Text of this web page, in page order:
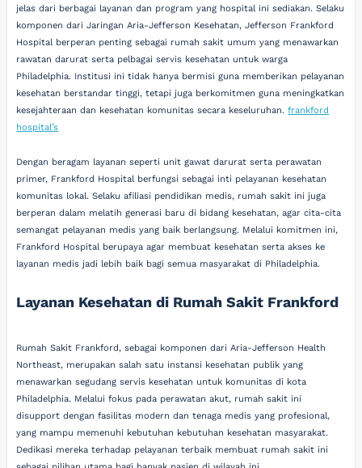
jelas dari berbagai layanan dan program yang hospital ini sediakan. Selaku
komponen dari Jaringan Aria-Jefferson Kesehatan, Jefferson Frankford
Hospital berperan penting sebagai rumah sakit umum yang menawarkan
rawatan darurat serta pelbagai servis kesehatan untuk warga
Philadelphia. Institusi ini tidak hanya bermisi guna memberikan pelayanan
kesehatan berstandar tinggi, tetapi juga berkomitmen guna meningkatkan
kesejahteraan dan kesehatan komunitas secara keseluruhan.frankford
hospital’s
Dengan beragam layanan seperti unit gawat darurat serta perawatan
primer, Frankford Hospital berfungsi sebagai inti pelayanan kesehatan
komunitas lokal. Selaku afiliasi pendidikan medis, rumah sakit ini juga
berperan dalam melatih generasi baru di bidang kesehatan, agar cita-cita
semangat pelayanan medis yang baik berlangsung. Melalui komitmen ini,
Frankford Hospital berupaya agar membuat kesehatan serta akses ke
layanan medis jadi lebih baik bagi semua masyarakat di Philadelphia.
Layanan Kesehatan di Rumah Sakit Frankford
Rumah Sakit Frankford, sebagai komponen dari Aria-Jefferson Health
Northeast, merupakan salah satu instansi kesehatan publik yang
menawarkan segudang servis kesehatan untuk komunitas di kota
Philadelphia. Melalui fokus pada perawatan akut, rumah sakit ini
disupport dengan fasilitas modern dan tenaga medis yang profesional,
yang mampu memenuhi kebutuhan kebutuhan kesehatan masyarakat.
Dedikasi mereka terhadap pelayanan terbaik membuat rumah sakit ini